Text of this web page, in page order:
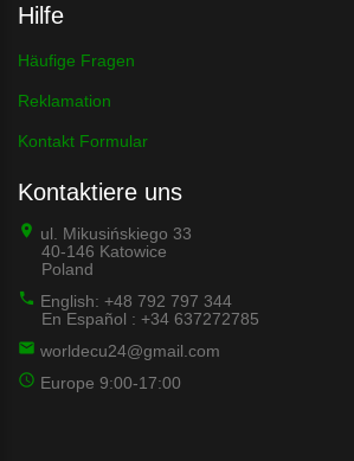
Hilfe
Häufige Fragen
Reklamation
Kontakt Formular
Kontaktiere uns
ul. Mikusińskiego 33
40-146 Katowice
Poland
English: +48 792 797 344
En Español : +34 637272785
worldecu24@gmail.com
Europe 9:00-17:00